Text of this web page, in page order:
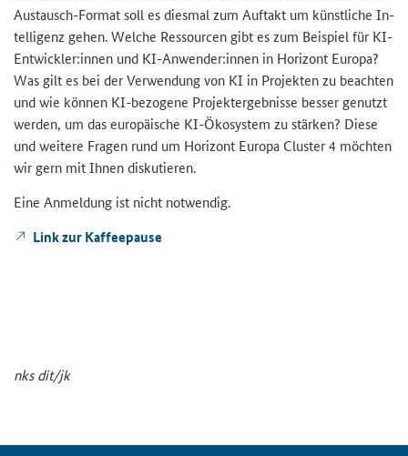
Austausch-​Format soll es dies­mal zum Auf­takt um künst­li­che In­
tel­li­genz gehen. Wel­che Res­sour­cen gibt es zum Bei­spiel für KI-​
Entwickler:innen und KI-​Anwender:innen in Ho­ri­zont Eu­ro­pa?
Was gilt es bei der Ver­wen­dung von KI in Pro­jek­ten zu be­ach­ten
und wie kön­nen KI-​bezogene Pro­jekt­er­geb­nis­se bes­ser ge­nutzt
wer­den, um das eu­ro­päi­sche KI-​Ökosystem zu stär­ken? Diese
und wei­te­re Fra­gen rund um Ho­ri­zont Eu­ro­pa Clus­ter 4 möch­ten
wir gern mit Ihnen dis­ku­tie­ren.
Eine An­mel­dung ist nicht not­wen­dig.
Link zur Kaf­fee­pau­se
nks dit/jk